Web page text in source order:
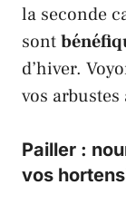
la seconde
sont
d’hiver.
vos arbustes
Pailler :
vos